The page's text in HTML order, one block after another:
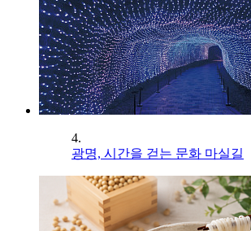
4.
광명, 시간을 걷는 문화 마실길